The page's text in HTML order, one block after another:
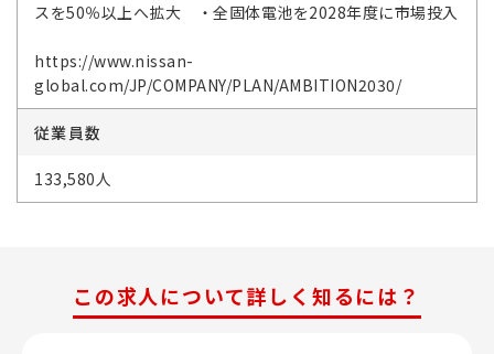
スを50％以上へ拡大 ・全固体電池を2028年度に市場投入
https://www.nissan-
global.com/JP/COMPANY/PLAN/AMBITION2030/
従業員数
133,580人
この求人について詳しく知るには？